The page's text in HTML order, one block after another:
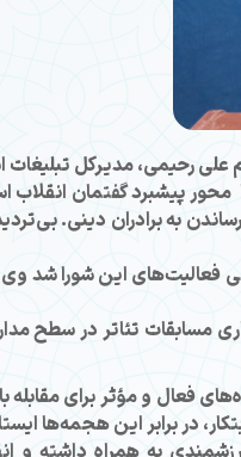
رحیمی، مدیرکل تبلیغات
محور پیشبرد گفتمان
به برادران دینی.
فعالیت‌های این شورا شد وی
مسابقات تئاتر در سطح
فعال و مؤثر برای مقابله
در برابر این هجمه‌ها